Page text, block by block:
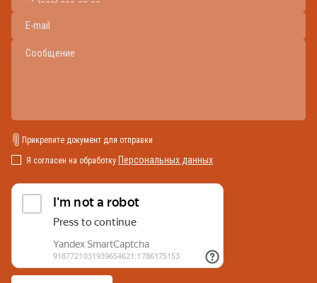
Прикрепите документ для отправки
Я согласен на обработку Персональных данных